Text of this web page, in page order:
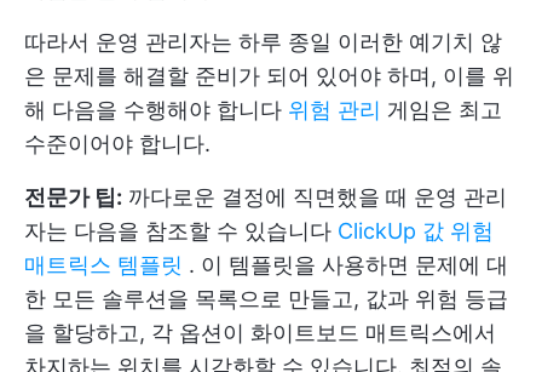
따라서 운영 관리자는 하루 종일 이러한 예기치 않
은 문제를 해결할 준비가 되어 있어야 하며, 이를 위
해 다음을 수행해야 합니다 위험 관리 게임은 최고
수준이어야 합니다.
전문가 팁: 까다로운 결정에 직면했을 때 운영 관리
자는 다음을 참조할 수 있습니다 ClickUp 값 위험
매트릭스 템플릿 . 이 템플릿을 사용하면 문제에 대
한 모든 솔루션을 목록으로 만들고, 값과 위험 등급
을 할당하고, 각 옵션이 화이트보드 매트릭스에서